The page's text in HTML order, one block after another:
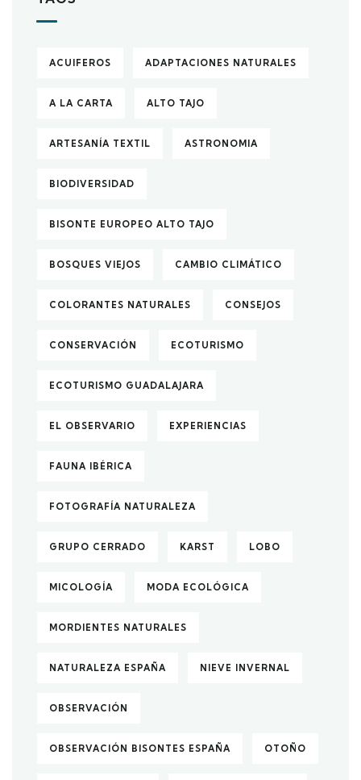
ACUIFEROS ADAPTACIONES NATURALES
A LA CARTA ALTO TAJO
ARTESANÍA TEXTIL ASTRONOMIA
BIODIVERSIDAD
BISONTE EUROPEO ALTO TAJO
BOSQUES VIEJOS CAMBIO CLIMÁTICO
COLORANTES NATURALES CONSEJOS
CONSERVACIÓN ECOTURISMO
ECOTURISMO GUADALAJARA
EL OBSERVARIO EXPERIENCIAS
FAUNA IBÉRICA
FOTOGRAFÍA NATURALEZA
GRUPO CERRADO KARST LOBO
MICOLOGÍA MODA ECOLÓGICA
MORDIENTES NATURALES
NATURALEZA ESPAÑA NIEVE INVERNAL
OBSERVACIÓN
OBSERVACIÓN BISONTES ESPAÑA OTOÑO